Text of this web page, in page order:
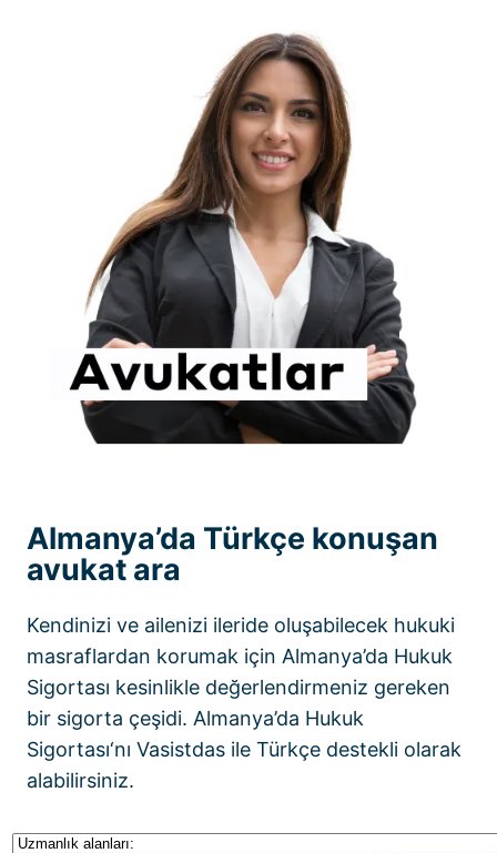
Almanya’da Türkçe konuşan
avukat ara
Kendinizi ve ailenizi ileride oluşabilecek hukuki
masraflardan korumak için Almanya’da Hukuk
Sigortası kesinlikle değerlendirmeniz gereken
bir sigorta çeşidi. Almanya’da Hukuk
Sigortası‘nı Vasistdas ile Türkçe destekli olarak
alabilirsiniz.
Uzmanlık alanları: